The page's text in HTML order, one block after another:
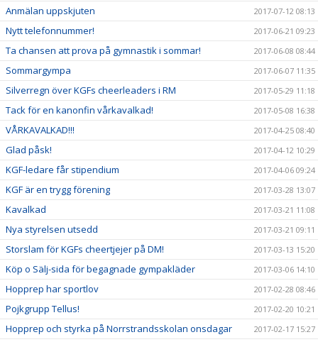
Anmälan uppskjuten 2017-07-12 08:13
Nytt telefonnummer! 2017-06-21 09:23
Ta chansen att prova på gymnastik i sommar! 2017-06-08 08:44
Sommargympa 2017-06-07 11:35
Silverregn över KGFs cheerleaders i RM 2017-05-29 11:18
Tack för en kanonfin vårkavalkad! 2017-05-08 16:38
VÅRKAVALKAD!!! 2017-04-25 08:40
Glad påsk! 2017-04-12 10:29
KGF-ledare får stipendium 2017-04-06 09:24
KGF är en trygg förening 2017-03-28 13:07
Kavalkad 2017-03-21 11:08
Nya styrelsen utsedd 2017-03-21 09:11
Storslam för KGFs cheertjejer på DM! 2017-03-13 15:20
Köp o Sälj-sida för begagnade gympakläder 2017-03-06 14:10
Hopprep har sportlov 2017-02-28 08:46
Pojkgrupp Tellus! 2017-02-20 10:21
Hopprep och styrka på Norrstrandsskolan onsdagar 2017-02-17 15:27